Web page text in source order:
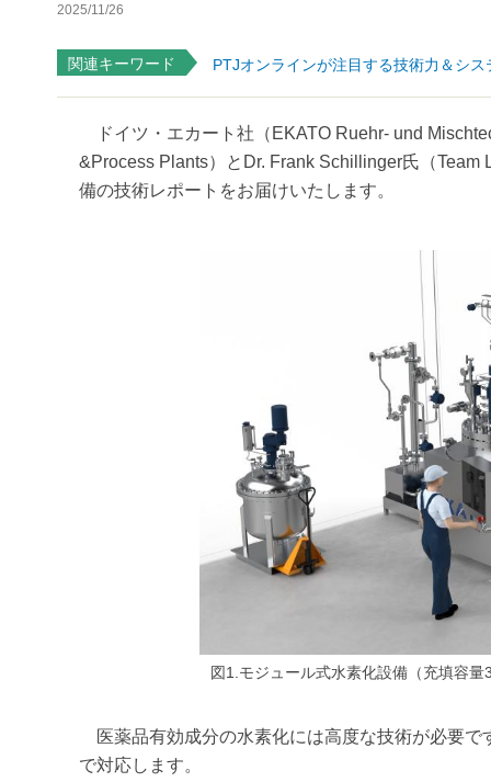
2025/11/26
関連キーワード PTJオンラインが注目する技術力＆シス
ドイツ・エカート社（EKATO Ruehr- und
&Process Plants）とDr. Frank Schillinger氏（
備の技術レポートをお届けいたします。
図1.モジュール式水素化設備（充填容量
医薬品有効成分の水素化には高度な技術が必要で
で対応します。